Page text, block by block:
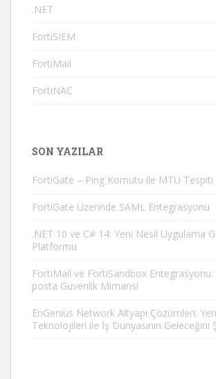
.NET
FortiSIEM
FortiMail
FortiNAC
SON YAZILAR
FortiGate – Ping Komutu ile MTU Tespiti
FortiGate Üzerinde SAML Entegrasyonu
.NET 10 ve C# 14: Yeni Nesil Uygulama
Platformu
FortiMail ve FortiSandbox Entegrasyonu:
posta Güvenlik Mimarisi
EnGenius Network Altyapı Çözümleri:
Teknolojileri ile İş Dünyasının Geleceğini